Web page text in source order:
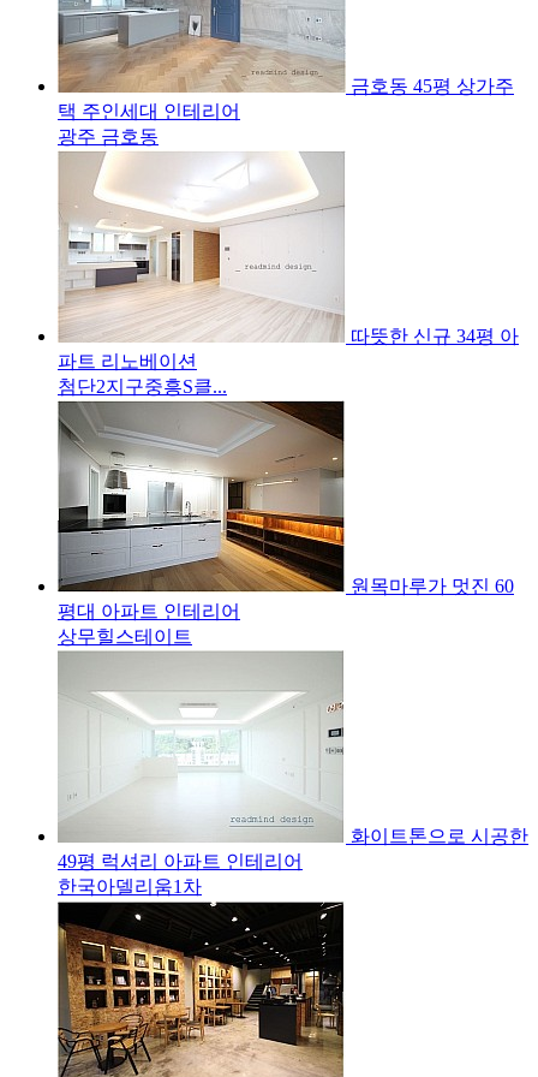
금호동 45평 상가주
택 주인세대 인테리어
광주 금호동
따뜻한 신규 34평 아
파트 리노베이션
첨단2지구중흥S클...
원목마루가 멋진 60
평대 아파트 인테리어
상무힐스테이트
화이트톤으로 시공한
49평 럭셔리 아파트 인테리어
한국아델리움1차